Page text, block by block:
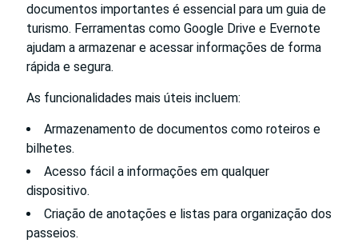
documentos importantes é essencial para um guia de
turismo. Ferramentas como Google Drive e Evernote
ajudam a armazenar e acessar informações de forma
rápida e segura.
As funcionalidades mais úteis incluem:
Armazenamento de documentos como roteiros e
bilhetes.
Acesso fácil a informações em qualquer
dispositivo.
Criação de anotações e listas para organização dos
passeios.